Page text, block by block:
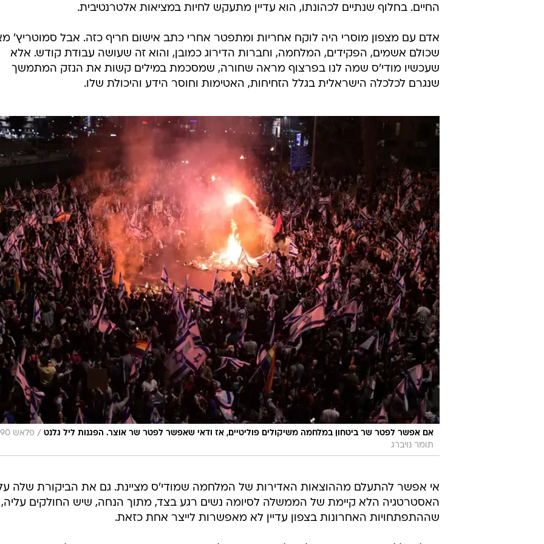
החיים. בחלוף שנתיים לכהונתו, הוא עדיין מתעקש לחיות במציאות אלטרנטיבית.
אדם עם מצפון מוסרי היה לוקח אחריות ומתפטר אחרי כתב אישום חריף כזה. אבל סמוטריץ'
שכולם אשמים, הפקידים, המלחמה, וחברות הדירוג כמובן, והוא זה שעושה עבודת קודש. אלא
שעכשיו מודי'ס שמה לנו בפרצוף מראה שחורה, שמסכמת במילים קשות את הנזק המתמשך
שנגרם לכלכלה הישראלית בגלל הזחיחות, האטימות וחוסר הידע והיכולת שלו.
אם אפשר לפטר שר ביטחון במלחמה משיקולים פוליטיים, אז ודאי שאפשר לפטר שר אוצר. הפגנות ליל גלנט /
תומר נויברג
אי אפשר להתעלם מההוצאות האדירות של המלחמה שמודי'ס מציינת. גם את הביקורת שלה
האסטרטגיה הלא קיימת של הממשלה לסיומה נשים רגע בצד, מתוך הנחה, שיש החולקים עליה,
שההתפתחויות האחרונות בצפון עדיין לא מאפשרות לייצר אחת כזאת.